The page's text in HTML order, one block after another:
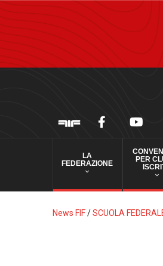
LA
FEDERAZIONE
PER
News FIF/SCUOLA